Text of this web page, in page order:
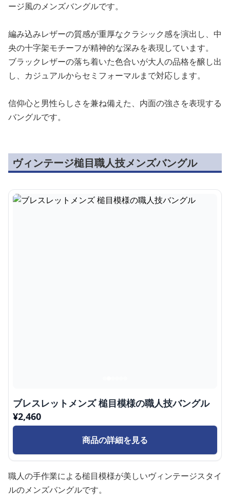
ージ風のメンズバングルです。
編み込みレザーの質感が重厚なクラシック感を演出し、中
央の十字架モチーフが精神的な深みを表現しています。
ブラックレザーの落ち着いた色合いが大人の品格を醸し出
し、カジュアルからセミフォーマルまで対応します。
信仰心と男性らしさを兼ね備えた、内面の強さを表現する
バングルです。
ヴィンテージ槌目職人技メンズバングル
ブレスレットメンズ 槌目模様の職人技バングル
¥2,460
商品の詳細を見る
職人の手作業による槌目模様が美しいヴィンテージスタイ
ルのメンズバングルです。